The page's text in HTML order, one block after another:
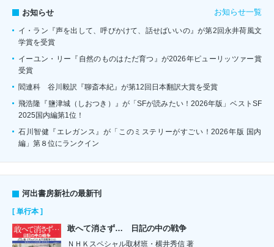
お知らせ お知らせ一覧
イ・ラン『声を出して、呼びかけて、話せばいいの』が第2回永井荷風文
学賞を受賞
イーユン・リー『自然のものはただ育つ』が2026年ピューリッツァー賞
受賞
閻連科 谷川毅訳『聊斎本紀』が第12回日本翻訳大賞を受賞
飛浩隆『鹽津城（しおつき）』が「SFが読みたい！2026年版」ベストSF
2025国内編第1位！
石川智健『エレガンス』が「このミステリーがすごい！2026年版 国内
編」第８位にランクイン
河出書房新社の最新刊
[ 単行本 ]
敢へて消さず… 日記の中の戦争
ＮＨＫスペシャル取材班・横井秀信 著